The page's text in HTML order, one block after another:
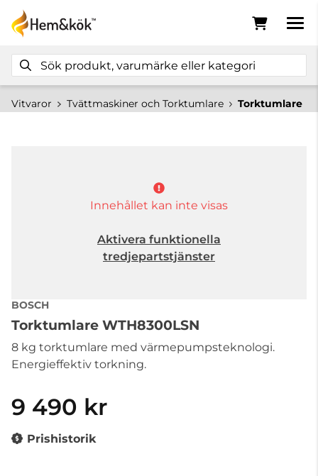
Vitvaror Tvättmaskiner och Torktumlare Torktumlare
Innehållet kan inte visas
Aktivera funktionella
tredjepartstjänster
BOSCH
Torktumlare WTH8300LSN
8 kg torktumlare med värmepumpsteknologi.
Energieffektiv torkning.
9 490 kr
Prishistorik